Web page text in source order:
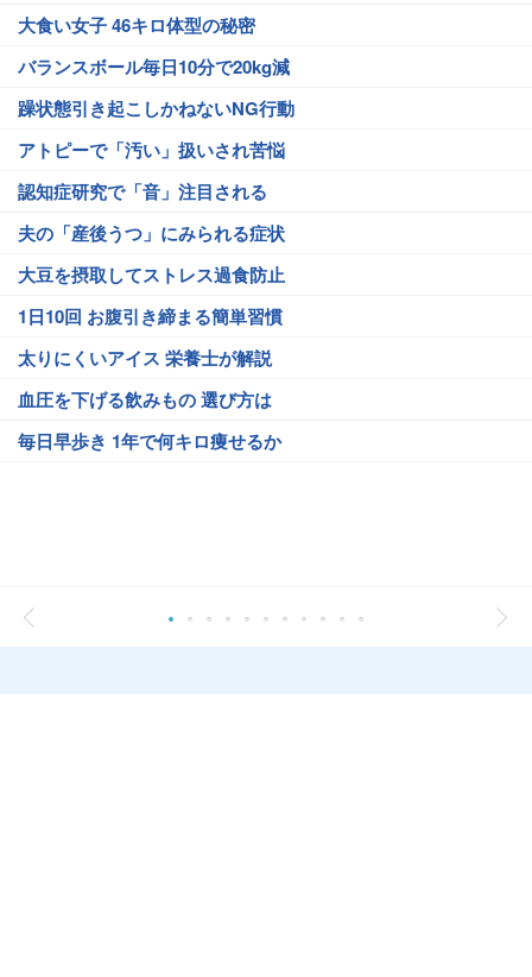
大食い女子 46キロ体型の秘密
バランスボール毎日10分で20kg減
躁状態引き起こしかねないNG行動
アトピーで「汚い」扱いされ苦悩
認知症研究で「音」注目される
夫の「産後うつ」にみられる症状
大豆を摂取してストレス過食防止
1日10回 お腹引き締まる簡単習慣
太りにくいアイス 栄養士が解説
血圧を下げる飲みもの 選び方は
毎日早歩き 1年で何キロ痩せるか